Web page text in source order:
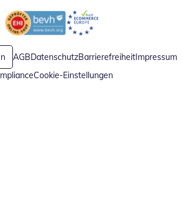
Öffnet in neuem FensterÖffnet in neuem Fenster
AGBDatenschutzBarrierefreiheitImpressum
Cookie-Einstellungen